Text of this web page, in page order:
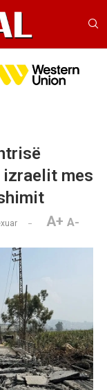
izraelit mes
A+ A-